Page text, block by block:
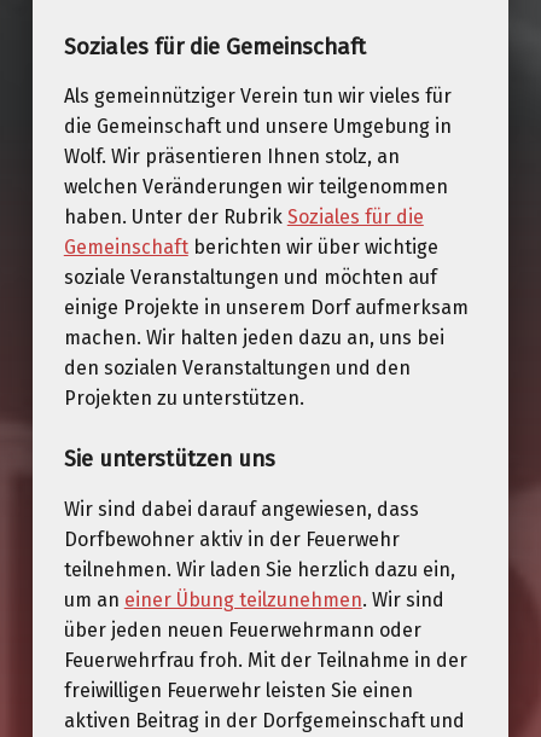
Soziales für die Gemeinschaft
Als gemeinnütziger Verein tun wir vieles für
die Gemeinschaft und unsere Umgebung in
Wolf. Wir präsentieren Ihnen stolz, an
welchen Veränderungen wir teilgenommen
haben. Unter der Rubrik Soziales für die
Gemeinschaftberichten wir über wichtige
soziale Veranstaltungen und möchten auf
einige Projekte in unserem Dorf aufmerksam
machen. Wir halten jeden dazu an, uns bei
den sozialen Veranstaltungen und den
Projekten zu unterstützen.
Sie unterstützen uns
Wir sind dabei darauf angewiesen, dass
Dorfbewohner aktiv in der Feuerwehr
teilnehmen. Wir laden Sie herzlich dazu ein,
um an einer Übung teilzunehmen. Wir sind
über jeden neuen Feuerwehrmann oder
Feuerwehrfrau froh. Mit der Teilnahme in der
freiwilligen Feuerwehr leisten Sie einen
aktiven Beitrag in der Dorfgemeinschaft und